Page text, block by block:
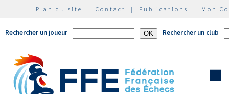
Plan du site | Contact | Publications | Mon
Rechercher un joueur Rechercher un club